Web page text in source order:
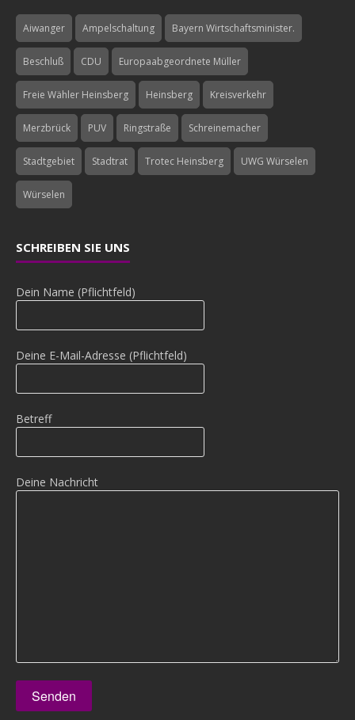
Aiwanger Ampelschaltung Bayern Wirtschaftsminister.
Beschluß CDU Europaabgeordnete Müller
Freie Wähler Heinsberg Heinsberg Kreisverkehr
Merzbrück PUV Ringstraße Schreinemacher
Stadtgebiet Stadtrat Trotec Heinsberg UWG Würselen
Würselen
SCHREIBEN SIE UNS
Dein Name (Pflichtfeld)
Deine E-Mail-Adresse (Pflichtfeld)
Betreff
Deine Nachricht